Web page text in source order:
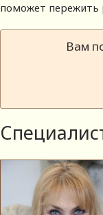
поможет пережить
Вам